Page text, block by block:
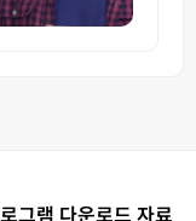
그램 다운로드 자료